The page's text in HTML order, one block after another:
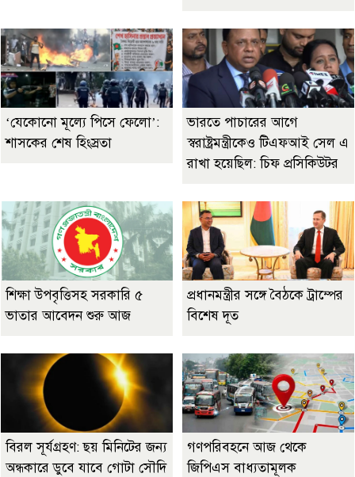
‘যেকোনো মূল্যে পিসে ফেলো’:
শাসকের শেষ হিংস্রতা
ভারতে পাচারের আগে
স্বরাষ্ট্রমন্ত্রীকেও টিএফআই সেল এ
রাখা হয়েছিল: চিফ প্রসিকিউটর
শিক্ষা উপবৃত্তিসহ সরকারি ৫
ভাতার আবেদন শুরু আজ
প্রধানমন্ত্রীর সঙ্গে বৈঠকে ট্রাম্পের
বিশেষ দূত
বিরল সূর্যগ্রহণ: ছয় মিনিটের জন্য
অন্ধকারে ডুবে যাবে গোটা সৌদি
গণপরিবহনে আজ থেকে
জিপিএস বাধ্যতামূলক